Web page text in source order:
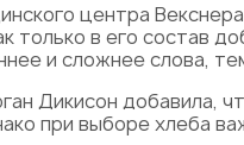
центра
только в его состав
и сложнее слова,
Дикисон добавила,
при выборе хлеба